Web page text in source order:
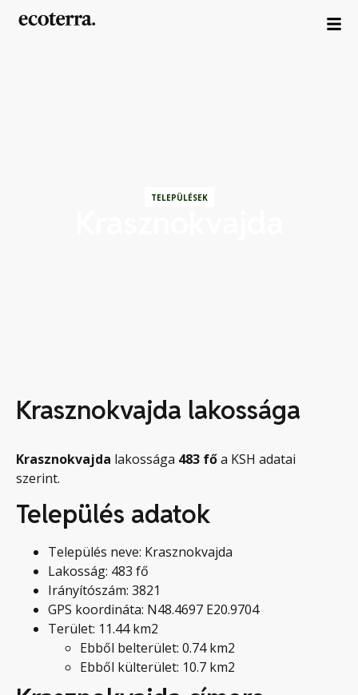
TELEPÜLÉSEK
Krasznokvajda lakossága
Krasznokvajda lakossága 483 főa KSH adatai
szerint.
Település adatok
Település neve: Krasznokvajda
Lakosság: 483 fő
Irányítószám: 3821
GPS koordináta: N48.4697 E20.9704
Terület: 11.44 km2
Ebből belterület: 0.74 km2
Ebből külterület: 10.7 km2